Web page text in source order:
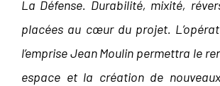
La Défense. Durabilité, mixité,
placées au cœur du projet.
l’emprise Jean Moulin permettra le
espace et la création de